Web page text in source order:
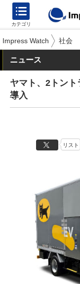
カテゴリ
Impress Watch 社会
ニュース
ヤマト、2トン
導入
リスト